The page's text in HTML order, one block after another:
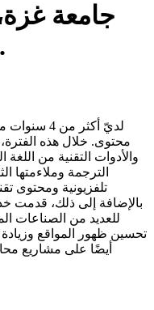
جامعة
الإنجليزية والترجمة.
لديّ أكثر
محتوى. خلال هذه
والأدوات التقنية من اللغة
الترجمة
تلفزيونية ومحتوى
بالإضافة إلى ذلك، قدمت
تحسين ظهور المواقع
أيضًا على مشاريع